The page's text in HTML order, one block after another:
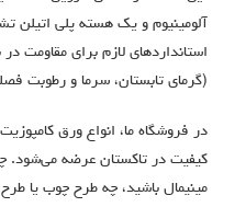
آلومینیوم و یک هسته پلی اتیلن
استانداردهای لازم برای مقاومت
(گرمای تابستان، سرما و رطوبت
در فروشگاه ما، انواع ورق
کیفیت در تاکستان عرضه می‌شود.
مینیمال باشید، چه طرح چوب یا